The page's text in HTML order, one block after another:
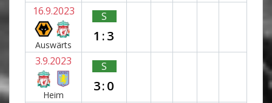
16.9.2023
Auswärts
S
1:3
3.9.2023
Heim
S
3:0